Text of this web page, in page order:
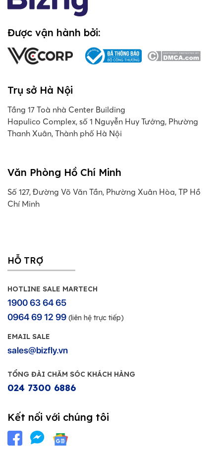
Được vận hành bởi:
Trụ sở Hà Nội
Tầng 17 Toà nhà Center Building
Hapulico Complex, số 1 Nguyễn Huy Tưởng, Phường
Thanh Xuân, Thành phố Hà Nội
Văn Phòng Hồ Chí Minh
Số 127, Đường Võ Văn Tần, Phường Xuân Hòa, TP Hồ
Chí Minh
HỖ TRỢ
HOTLINE SALE MARTECH
1900 63 64 65
0964 69 12 99 (liên hệ trực tiếp)
EMAIL SALE
sales@bizfly.vn
TỔNG ĐÀI CHĂM SÓC KHÁCH HÀNG
024 7300 6886
Kết nối với chúng tôi